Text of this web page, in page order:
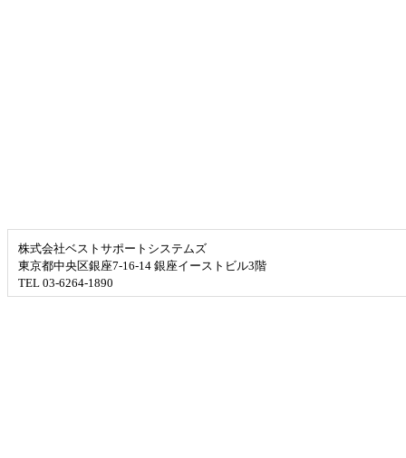
株式会社ベストサポートシステムズ
東京都中央区銀座7-16-14 銀座イーストビル3階
TEL 03-6264-1890